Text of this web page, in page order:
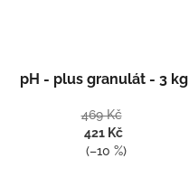
hodnocení
je
5,0
z
pH - plus granulát - 3 kg
469 Kč
421 Kč
(–10 %)